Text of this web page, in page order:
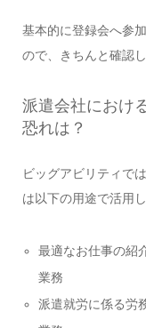
基本的に登録会へ参
ので、きちんと確認
派遣会社におけ
恐れは？
ビッグアビリティで
は以下の用途で活用し
最適なお仕事の紹
業務
派遣就労に係る労